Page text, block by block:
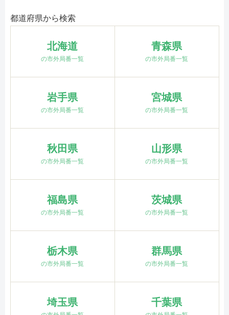
都道府県から検索
北海道
の市外局番一覧
青森県
の市外局番一覧
岩手県
の市外局番一覧
宮城県
の市外局番一覧
秋田県
の市外局番一覧
山形県
の市外局番一覧
福島県
の市外局番一覧
茨城県
の市外局番一覧
栃木県
の市外局番一覧
群馬県
の市外局番一覧
埼玉県 千葉県